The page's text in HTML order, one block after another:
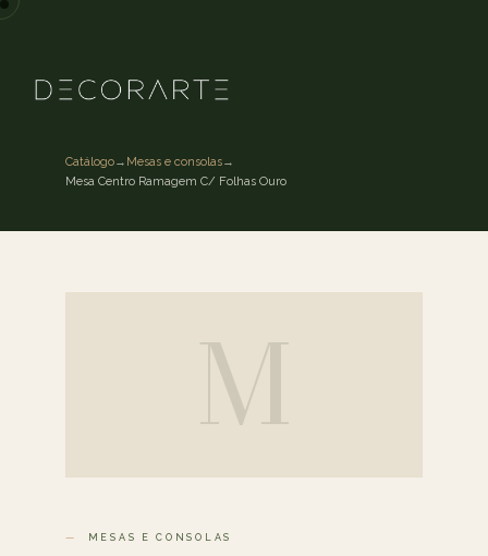
Catálogo→ Mesas e consolas→
Mesa Centro Ramagem C/ Folhas Ouro
M
MESAS E CONSOLAS